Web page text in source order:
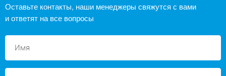
Оставьте контакты, наши менеджеры свяжутся с вами
и ответят на все вопросы